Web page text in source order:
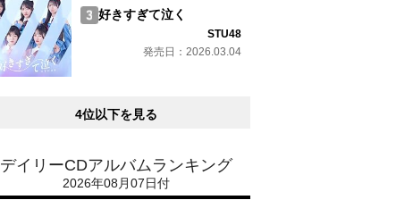
好きすぎて泣く
STU48
発売日：2026.03.04
4位以下を見る
デイリーCDアルバムランキング
2026年08月07日付